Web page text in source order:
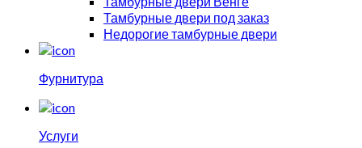
Тамбурные двери под заказ
Недорогие тамбурные двери
Фурнитура
Услуги